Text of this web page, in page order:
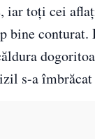
iar toți cei
bine conturat.
s-a